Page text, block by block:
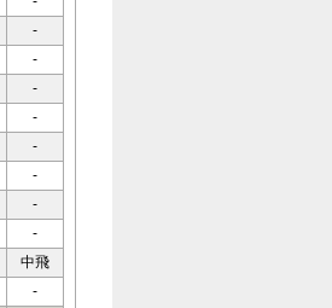
-
-
-
-
-
-
-
-
中飛
-